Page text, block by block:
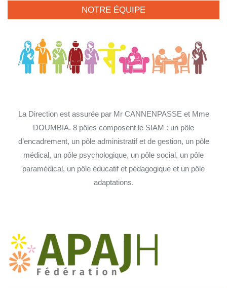
NOTRE ÉQUIPE
La Direction est assurée par Mr CANNENPASSE et Mme
DOUMBIA. 8 pôles composent le SIAM : un pôle
d’encadrement, un pôle administratif et de gestion, un pôle
médical, un pôle psychologique, un pôle social, un pôle
paramédical, un pôle éducatif et pédagogique et un pôle
adaptations.